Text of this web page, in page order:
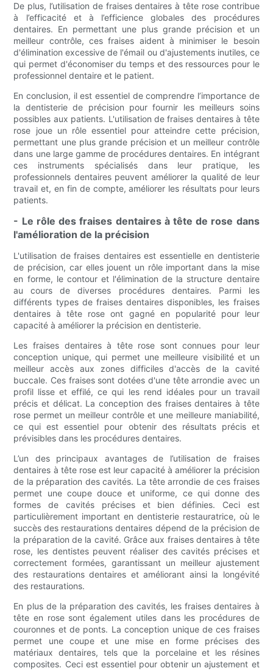
De plus, l’utilisation de fraises dentaires à tête rose contribue
à l’efficacité et à l’efficience globales des procédures
dentaires. En permettant une plus grande précision et un
meilleur contrôle, ces fraises aident à minimiser le besoin
d'élimination excessive de l'émail ou d'ajustements inutiles, ce
qui permet d'économiser du temps et des ressources pour le
professionnel dentaire et le patient.
En conclusion, il est essentiel de comprendre l’importance de
la dentisterie de précision pour fournir les meilleurs soins
possibles aux patients. L'utilisation de fraises dentaires à tête
rose joue un rôle essentiel pour atteindre cette précision,
permettant une plus grande précision et un meilleur contrôle
dans une large gamme de procédures dentaires. En intégrant
ces instruments spécialisés dans leur pratique, les
professionnels dentaires peuvent améliorer la qualité de leur
travail et, en fin de compte, améliorer les résultats pour leurs
patients.
- Le rôle des fraises dentaires à tête de rose dans
l'amélioration de la précision
L'utilisation de fraises dentaires est essentielle en dentisterie
de précision, car elles jouent un rôle important dans la mise
en forme, le contour et l'élimination de la structure dentaire
au cours de diverses procédures dentaires. Parmi les
différents types de fraises dentaires disponibles, les fraises
dentaires à tête rose ont gagné en popularité pour leur
capacité à améliorer la précision en dentisterie.
Les fraises dentaires à tête rose sont connues pour leur
conception unique, qui permet une meilleure visibilité et un
meilleur accès aux zones difficiles d'accès de la cavité
buccale. Ces fraises sont dotées d'une tête arrondie avec un
profil lisse et effilé, ce qui les rend idéales pour un travail
précis et délicat. La conception des fraises dentaires à tête
rose permet un meilleur contrôle et une meilleure maniabilité,
ce qui est essentiel pour obtenir des résultats précis et
prévisibles dans les procédures dentaires.
L’un des principaux avantages de l’utilisation de fraises
dentaires à tête rose est leur capacité à améliorer la précision
de la préparation des cavités. La tête arrondie de ces fraises
permet une coupe douce et uniforme, ce qui donne des
formes de cavités précises et bien définies. Ceci est
particulièrement important en dentisterie restauratrice, où le
succès des restaurations dentaires dépend de la précision de
la préparation de la cavité. Grâce aux fraises dentaires à tête
rose, les dentistes peuvent réaliser des cavités précises et
correctement formées, garantissant un meilleur ajustement
des restaurations dentaires et améliorant ainsi la longévité
des restaurations.
En plus de la préparation des cavités, les fraises dentaires à
tête en rose sont également utiles dans les procédures de
couronnes et de ponts. La conception unique de ces fraises
permet une coupe et une mise en forme précises des
matériaux dentaires, tels que la porcelaine et les résines
composites. Ceci est essentiel pour obtenir un ajustement et